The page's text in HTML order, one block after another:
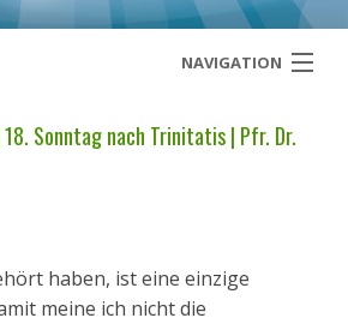
NAVIGATION
Sonntag nach Trinitatis | Pfr. Dr.
haben, ist eine einzige
meine ich nicht die